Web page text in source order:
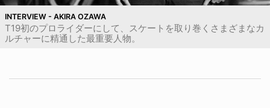
INTERVIEW - AKIRA OZAWA
T19初のプロライダーにして、スケートを取り巻くさまざまなカ
ルチャーに精通した最重要人物。